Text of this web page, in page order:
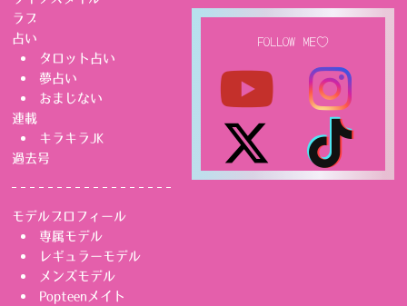
ラブ
占い
タロット占い
夢占い
おまじない
連載
キラキラJK
過去号
モデルプロフィール
専属モデル
レギュラーモデル
メンズモデル
Popteenメイト
FOLLOW ME♡